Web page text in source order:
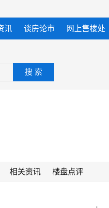
讯 谈房论市 网上售楼处
搜 索
相关资讯 楼盘点评